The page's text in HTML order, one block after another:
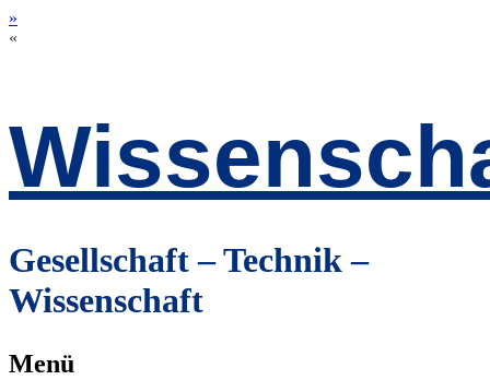
»
«
Gesellschaft – Technik –
Wissenschaft
Menü